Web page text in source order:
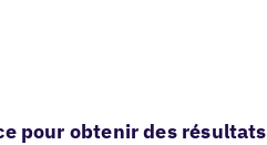
pour obtenir des résultats